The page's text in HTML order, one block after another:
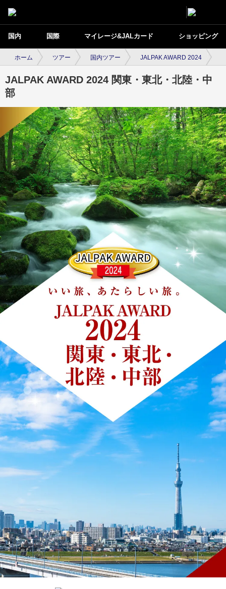
国内 国際 マイレージ&JALカード ショッピング
ホーム ツアー 国内ツアー JALPAK AWARD 2024
JALPAK AWARD 2024 関東・東北・北陸・中
部